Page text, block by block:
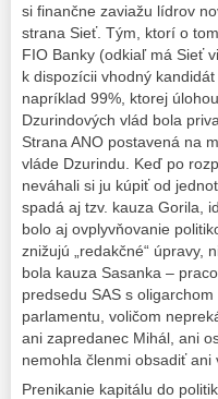
si finančne zaviažu lídrov
strana Sieť. Tým, ktorí o
FIO Banky (odkiaľ má Sieť
k dispozícii vhodný
napríklad 99%, ktorej
Dzurindových vlád bola
Strana ANO postavená na
vláde Dzurindu. Keď po
neváhali si ju kúpiť od
spadá aj tzv. kauza Gorila,
bolo aj ovplyvňovanie
znižujú „redakčné“ úpravy,
bola kauza Sasanka –
predsedu SAS s
parlamentu, voličom
ani zapredanec Mihál, ani
nemohla členmi obsadiť ani
Prenikanie kapitálu do